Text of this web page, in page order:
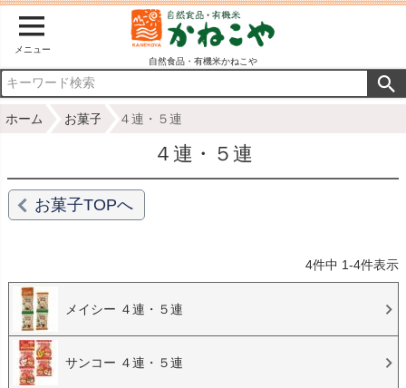
メニュー
自然食品・有機米かねこや
ホーム お菓子 ４連・５連
４連・５連
お菓子TOPへ
4件中 1-4件表示
メイシー ４連・５連
サンコー ４連・５連